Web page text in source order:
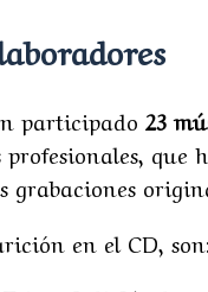
participado 23
que
grabaciones
en el CD, son: